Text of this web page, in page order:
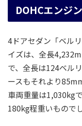
DOHCエンジ
4ドアセダン「ベル
イズは、全長
で、全長は124ベル
ースもそれより
車両重量は1,030kg
180kg程重いもので